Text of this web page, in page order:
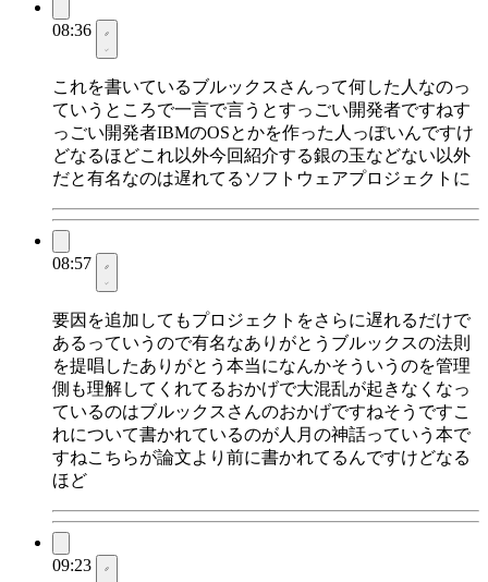
08:36
これを書いているブルックスさんって何した人なのっ
ていうところで一言で言うとすっごい開発者ですねす
っごい開発者IBMのOSとかを作った人っぽいんですけ
どなるほどこれ以外今回紹介する銀の玉などない以外
だと有名なのは遅れてるソフトウェアプロジェクトに
08:57
要因を追加してもプロジェクトをさらに遅れるだけで
あるっていうので有名なありがとうブルックスの法則
を提唱したありがとう本当になんかそういうのを管理
側も理解してくれてるおかげで大混乱が起きなくなっ
ているのはブルックスさんのおかげですねそうですこ
れについて書かれているのが人月の神話っていう本で
すねこちらが論文より前に書かれてるんですけどなる
ほど
09:23